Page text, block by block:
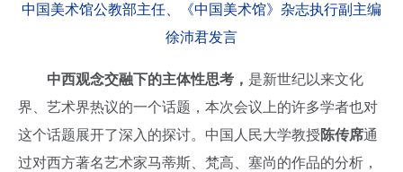
中国美术馆公教部主任、《中国美术馆》杂志执行副主编
徐沛君发言
中西观念交融下的主体性思考， 是新世纪以来文化
界、艺术界热议的一个话题，本次会议上的许多学者也对
这个话题展开了深入的探讨。中国人民大学教授陈传席通
过对西方著名艺术家马蒂斯、梵高、塞尚的作品的分析，